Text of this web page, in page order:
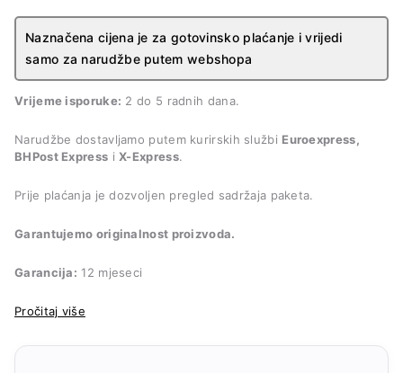
Naznačena cijena je za gotovinsko plaćanje i vrijedi
samo za narudžbe putem webshopa
Vrijeme isporuke: 2 do 5 radnih dana.
Narudžbe dostavljamo putem kurirskih službi Euroexpress,
BHPost Express iX-Express.
Prije plaćanja je dozvoljen pregled sadržaja paketa.
Garantujemo originalnost proizvoda.
Garancija: 12 mjeseci
Pročitaj više